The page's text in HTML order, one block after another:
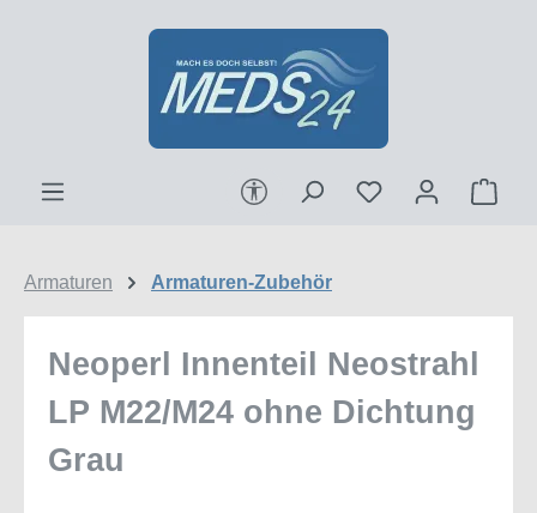
Zum Hauptinhalt springen
Werkzeugleiste anzeigen
Armaturen Armaturen-Zubehör
Neoperl Innenteil Neostrahl
LP M22/M24 ohne Dichtung
Grau